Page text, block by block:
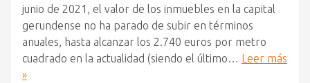
junio de 2021, el valor de los inmuebles en la capital
gerundense no ha parado de subir en términos
anuales, hasta alcanzar los 2.740 euros por metro
cuadrado en la actualidad (siendo el último… Leer más
»